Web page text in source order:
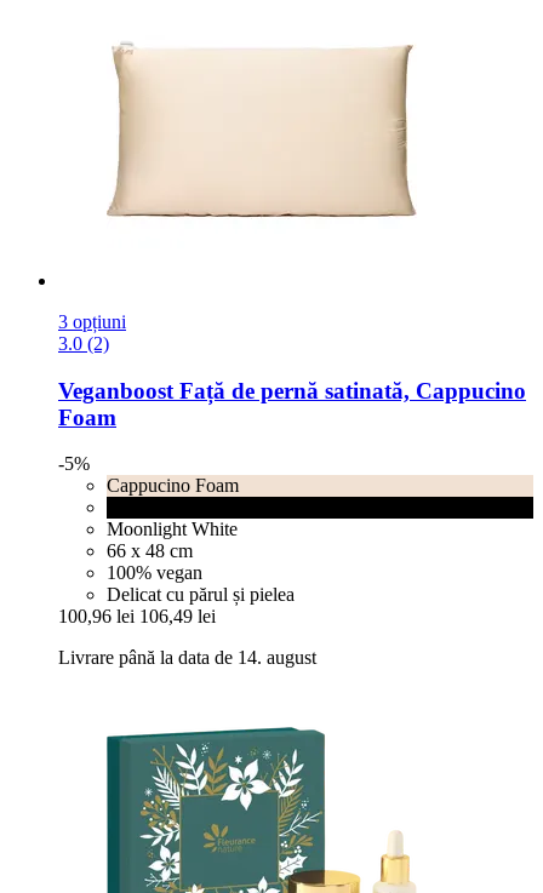
3 opțiuni
3.0 (2)
Veganboost Față de pernă satinată, Cappucino
Foam
-5%
Cappucino Foam
Moonlight White
66 x 48 cm
100% vegan
Delicat cu părul și pielea
100,96 lei 106,49 lei
Livrare până la data de 14. august